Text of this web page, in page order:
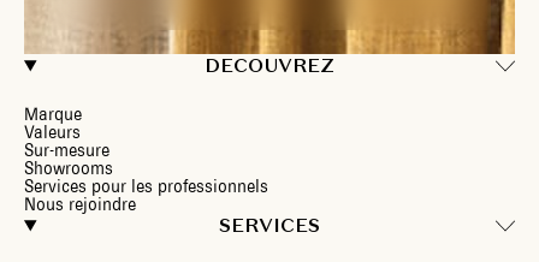
DECOUVREZ
Marque
Valeurs
Sur-mesure
Showrooms
Services pour les professionnels
Nous rejoindre
SERVICES